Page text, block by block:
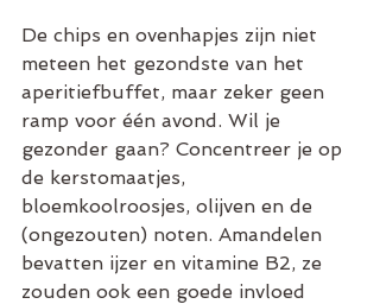
De chips en ovenhapjes zijn niet
meteen het gezondste van het
aperitiefbuffet, maar zeker geen
ramp voor één avond. Wil je
gezonder gaan? Concentreer je op
de kerstomaatjes,
bloemkoolroosjes, olijven en de
(ongezouten) noten. Amandelen
bevatten ijzer en vitamine B2, ze
zouden ook een goede invloed